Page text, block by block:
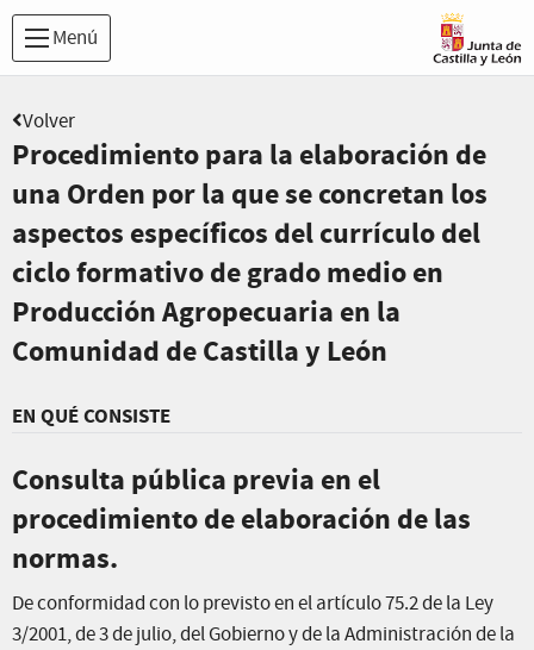
Menú
Volver
Procedimiento para la elaboración de
una Orden por la que se concretan los
aspectos específicos del currículo del
ciclo formativo de grado medio en
Producción Agropecuaria en la
Comunidad de Castilla y León
EN QUÉ CONSISTE
Consulta pública previa en el
procedimiento de elaboración de las
normas.
De conformidad con lo previsto en el artículo 75.2 de la Ley
3/2001, de 3 de julio, del Gobierno y de la Administración de la